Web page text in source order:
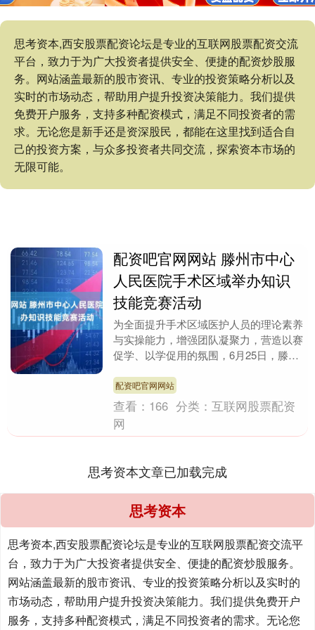
思考资本,西安股票配资论坛是专业的互联网股票配资交流
平台，致力于为广大投资者提供安全、便捷的配资炒股服
务。网站涵盖最新的股市资讯、专业的投资策略分析以及
实时的市场动态，帮助用户提升投资决策能力。我们提供
免费开户服务，支持多种配资模式，满足不同投资者的需
求。无论您是新手还是资深股民，都能在这里找到适合自
己的投资方案，与众多投资者共同交流，探索资本市场的
无限可能。
配资吧官网网站 滕州市中心
人民医院手术区域举办知识
技能竞赛活动
为全面提升手术区域医护人员的理论素养
与实操能力，增强团队凝聚力，营造以赛
促学、以学促用的氛围，6月25日，滕州
举办“固本强基....
配资吧官网网站
查看： 166 分类：互联网股票配资
网
思考资本文章已加载完成
思考资本
思考资本,西安股票配资论坛是专业的互联网股票配资交流平
台，致力于为广大投资者提供安全、便捷的配资炒股服务。
网站涵盖最新的股市资讯、专业的投资策略分析以及实时的
市场动态，帮助用户提升投资决策能力。我们提供免费开户
服务，支持多种配资模式，满足不同投资者的需求。无论您